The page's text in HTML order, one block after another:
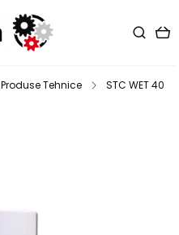
Produse Tehnice STC WET 40